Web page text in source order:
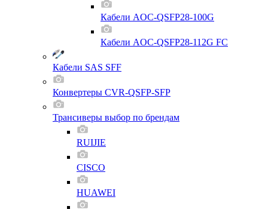
Кабели AOC-QSFP28-100G
Кабели AOC-QSFP28-112G FC
Кабели SAS SFF
Конвертеры CVR-QSFP-SFP
Трансиверы выбор по брендам
RUIJIE
CISCO
HUAWEI